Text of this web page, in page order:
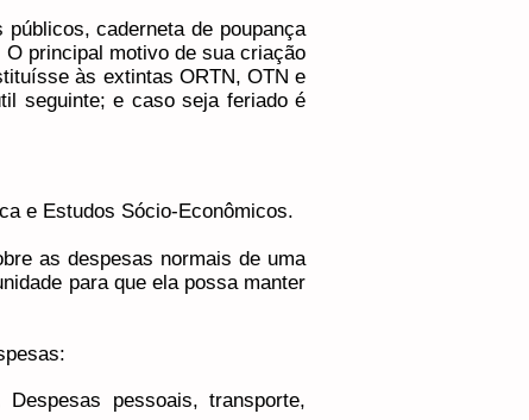
caderneta de poupança
principal motivo de sua criação
às extintas ORTN, OTN e
seguinte; e caso seja feriado é
e Estudos Sócio-Econômicos.
as despesas normais de uma
para que ela possa manter
pessoais, transporte,